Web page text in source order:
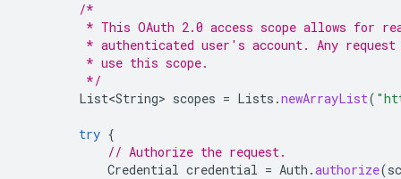
/*
* This OAuth 2.0 access scope allows for
* authenticated user's account. Any
         * use this scope.
         */
List<String> scopes = Lists .newArrayList(
try {
// Authorize the request.
Credential credential = Auth .authorize(